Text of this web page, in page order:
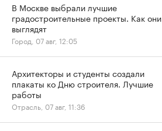
В Москве выбрали лучшие
градостроительные проекты. Как они
выглядят
Город, 07 авг, 12:05
Архитекторы и студенты создали
плакаты ко Дню строителя. Лучшие
работы
Отрасль, 07 авг, 11:36